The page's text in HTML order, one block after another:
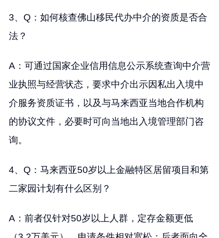
3、Q：如何核查佛山移民代办中介的资质是否合
法？
A：可通过国家企业信用信息公示系统查询中介营
业执照与经营状态，要求中介出示因私出入境中
介服务资质证书，以及与马来西亚当地合作机构
的协议文件，必要时可向当地出入境管理部门咨
询。
4、Q：马来西亚50岁以上金融特区居留项目和第
二家园计划有什么区别？
A：前者仅针对50岁以上人群，定存金额更低